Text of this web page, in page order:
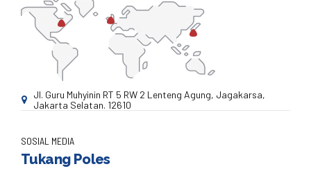
Jl. Guru Muhyinin RT 5 RW 2 Lenteng Agung, Jagakarsa,
Jakarta Selatan. 12610
SOSIAL MEDIA
Tukang Poles